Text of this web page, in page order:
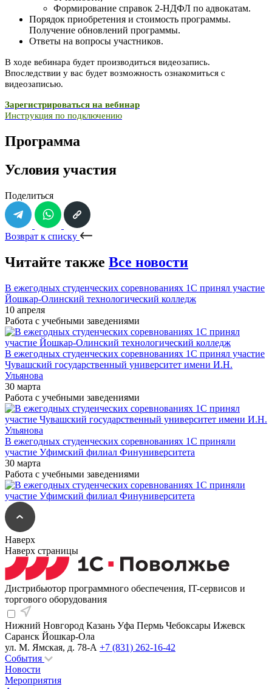
Формирование справок 2-НДФЛ по адвокатам.
Порядок приобретения и стоимость программы.
Получение обновлений программы.
Ответы на вопросы участников.
В ходе вебинара будет производиться видеозапись.
Впоследствии у вас будет возможность ознакомиться с
видеозаписью.
Зарегистрироваться на вебинар
Инструкция по подключению
Программа
Условия участия
Поделиться
Возврат к списку
Читайте также Все новости
В ежегодных студенческих соревнованиях 1С принял участие
Йошкар-Олинский технологический колледж
10 апреля
Работа с учебными заведениями
В ежегодных студенческих соревнованиях 1С принял участие
Чувашский государственный университет имени И.Н.
Ульянова
30 марта
Работа с учебными заведениями
В ежегодных студенческих соревнованиях 1С приняли
участие Уфимский филиал Финуниверситета
30 марта
Работа с учебными заведениями
Наверх
Наверх страницы
Дистрибьютор программного обеспечения, IT-сервисов и
торгового оборудования
Нижний Новгород Казань Уфа Пермь Чебоксары Ижевск
Саранск Йошкар-Ола
ул. М. Ямская, д. 78-А +7 (831) 262-16-42
События
Новости
Мероприятия